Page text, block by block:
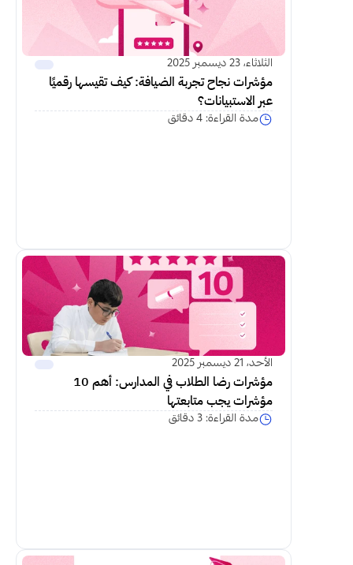
الثلاثاء، 23 ديسمبر 2025
عبر الاستبيانات؟
مدة القراءة: 4 دقائق
اكمل القراءة
الأحد، 21 ديسمبر 2025
مؤشرات يجب متابعتها
مدة القراءة: 3 دقائق
اكمل القراءة